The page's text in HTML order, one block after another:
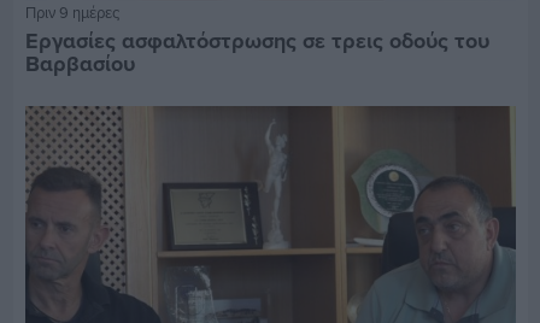
Πριν 9 ημέρες
Εργασίες ασφαλτόστρωσης σε τρεις οδούς του
Βαρβασίου